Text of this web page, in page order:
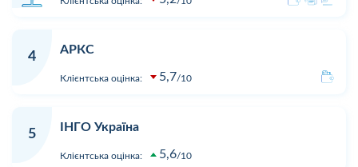
4
АРКС
Клієнтська оцінка: 5,7 10
5
ІНГО Україна
Клієнтська оцінка: 5,6 10